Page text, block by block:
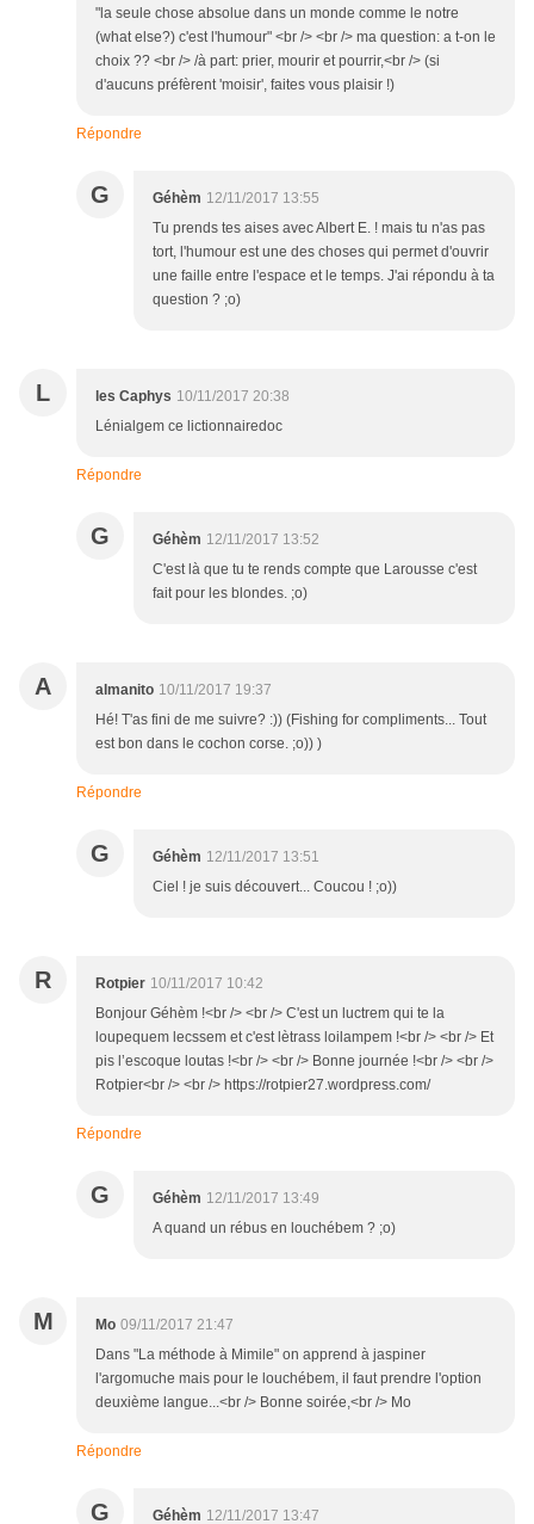
"la seule chose absolue dans un monde comme le notre
(what else?) c'est l'humour" <br /> <br /> ma question: a t-on le
choix ?? <br /> /à part: prier, mourir et pourrir,<br /> (si
d'aucuns préfèrent 'moisir', faites vous plaisir !)
Répondre
G Géhèm 12/11/2017 13:55
Tu prends tes aises avec Albert E. ! mais tu n'as pas
tort, l'humour est une des choses qui permet d'ouvrir
une faille entre l'espace et le temps. J'ai répondu à ta
question ? ;o)
L les Caphys 10/11/2017 20:38
Lénialgem ce lictionnairedoc
Répondre
G Géhèm 12/11/2017 13:52
C'est là que tu te rends compte que Larousse c'est
fait pour les blondes. ;o)
A almanito 10/11/2017 19:37
Hé! T'as fini de me suivre? :)) (Fishing for compliments... Tout
est bon dans le cochon corse. ;o)) )
Répondre
G Géhèm 12/11/2017 13:51
Ciel ! je suis découvert... Coucou ! ;o))
R Rotpier 10/11/2017 10:42
Bonjour Géhèm !<br /> <br /> C'est un luctrem qui te la
loupequem lecssem et c'est lètrass loilampem !<br /> <br /> Et
pis l’escoque loutas !<br /> <br /> Bonne journée !<br /> <br />
Rotpier<br /> <br /> https://rotpier27.wordpress.com/
Répondre
G Géhèm 12/11/2017 13:49
A quand un rébus en louchébem ? ;o)
M Mo 09/11/2017 21:47
Dans "La méthode à Mimile" on apprend à jaspiner
l'argomuche mais pour le louchébem, il faut prendre l'option
deuxième langue...<br /> Bonne soirée,<br /> Mo
Répondre
G Géhèm 12/11/2017 13:47